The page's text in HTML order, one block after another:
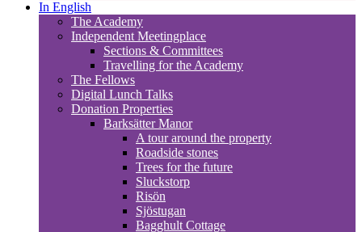
In English
The Academy
Independent Meetingplace
Sections & Committees
Travelling for the Academy
The Fellows
Digital Lunch Talks
Donation Properties
Barksätter Manor
A tour around the property
Roadside stones
Trees for the future
Sluckstorp
Risön
Sjöstugan
Bagghult Cottage